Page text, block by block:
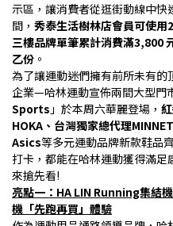
示區，讓消費者從逛街動線中
間， 秀泰生活樹林店會員可使
三樓品牌單筆累計消費滿3,800
乙份 。
為了讓運動迷們擁有前所未有
企業—哈林運動宣佈兩間大型門
Sports 」於本周六華麗登場，
HOKA、台灣獨家總代理
Asics等多元運動品牌新款鞋品
打卡，都能在哈林運動獲得滿
來搶先看!
亮點一：HA LIN Running集結
機「先跑再買」體驗